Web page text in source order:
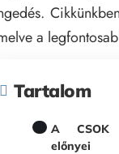
a
Tartalom
A CSOK
előnyei